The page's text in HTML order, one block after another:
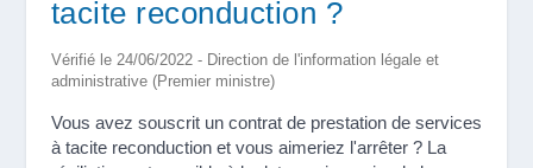
tacite reconduction ?
Vérifié le 24/06/2022 - Direction de l'information légale et
administrative (Premier ministre)
Vous avez souscrit un contrat de prestation de services
à tacite reconduction et vous aimeriez l'arrêter ? La